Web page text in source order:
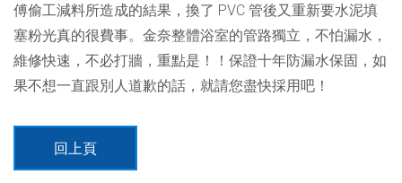
傅偷工減料所造成的結果，換了 PVC 管後又重新要水泥填
塞粉光真的很費事。金奈整體浴室的管路獨立，不怕漏水，
維修快速，不必打牆，重點是！！保證十年防漏水保固，如
果不想一直跟別人道歉的話，就請您盡快採用吧！
回上頁